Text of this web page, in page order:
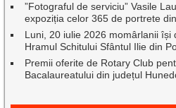
”Fotograful de serviciu” Vasile
expoziția celor 365 de portrete
Luni, 20 iulie 2026 momârlanii își
Hramul Schitului Sfântul Ilie din
Premii oferite de Rotary Club
Bacalaureatului din județul